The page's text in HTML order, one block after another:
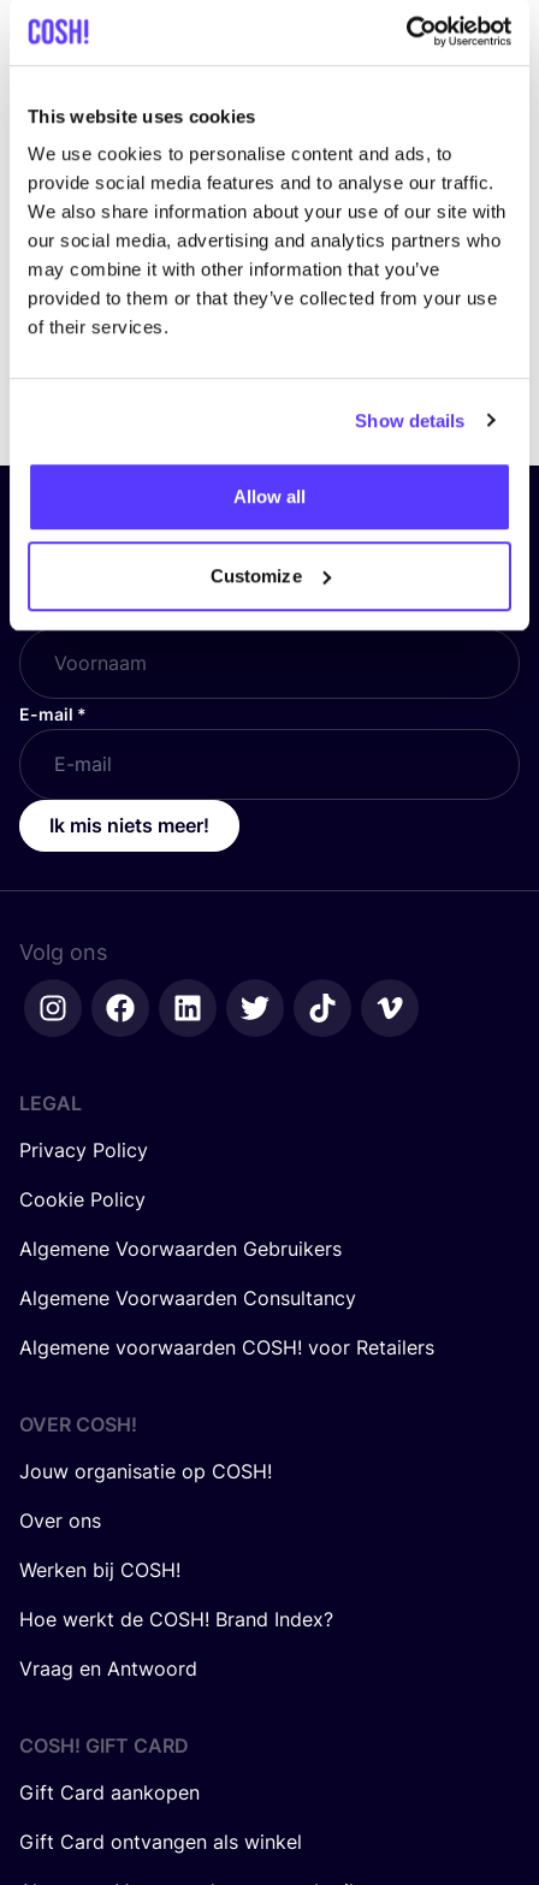
This website uses cookies
We use cookies to personalise content and ads, to
provide social media features and to analyse our traffic.
We also share information about your use of our site with
our social media, advertising and analytics partners who
may combine it with other information that you’ve
provided to them or that they’ve collected from your use
of their services.
Show details
Allow all
Customize
Previous
Next
Schrijf je in op onze nieuwsbrief
en blijf op de hoogte!
Voornaam*
E-mail *
Ik mis niets meer!
Volg ons
LEGAL
Privacy Policy
Cookie Policy
Algemene Voorwaarden Gebruikers
Algemene Voorwaarden Consultancy
Algemene voorwaarden COSH! voor Retailers
OVER COSH!
Jouw organisatie op COSH!
Over ons
Werken bij COSH!
Hoe werkt de COSH! Brand Index?
Vraag en Antwoord
COSH! GIFT CARD
Gift Card aankopen
Gift Card ontvangen als winkel